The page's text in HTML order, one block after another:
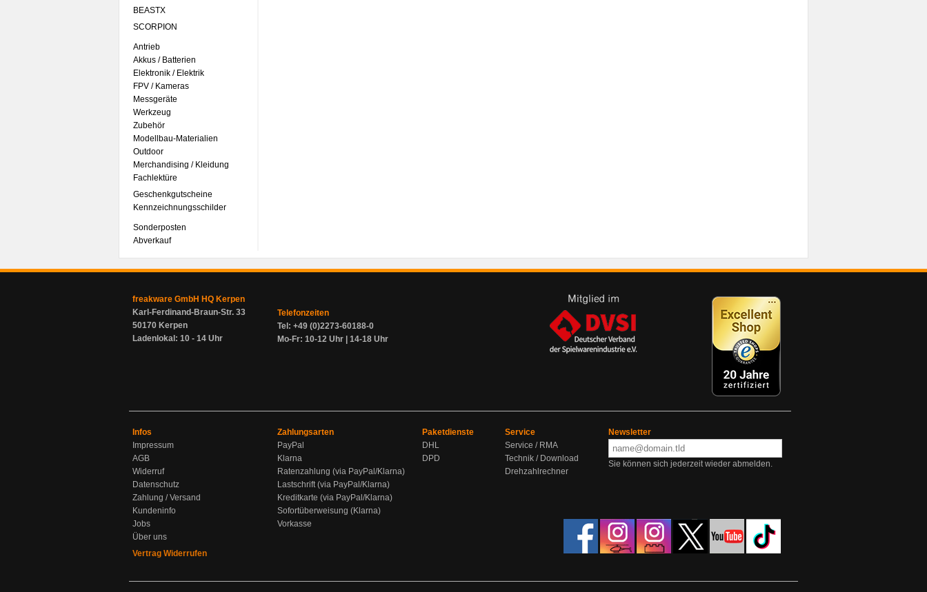
BEASTX
SCORPION
Antrieb
Akkus / Batterien
Elektronik / Elektrik
FPV / Kameras
Messgeräte
Werkzeug
Zubehör
Modellbau-Materialien
Outdoor
Merchandising / Kleidung
Fachlektüre
Geschenkgutscheine
Kennzeichnungsschilder
Sonderposten
Abverkauf
freakware GmbH HQ Kerpen
Karl-Ferdinand-Braun-Str. 33
50170 Kerpen
Ladenlokal: 10 - 14 Uhr
Telefonzeiten
Tel: +49 (0)2273-60188-0
Mo-Fr: 10-12 Uhr | 14-18 Uhr
Infos
Impressum
AGB
Widerruf
Datenschutz
Zahlung / Versand
Kundeninfo
Jobs
Über uns
Vertrag Widerrufen
Zahlungsarten
PayPal
Klarna
Ratenzahlung (via PayPal/Klarna)
Lastschrift (via PayPal/Klarna)
Kreditkarte (via PayPal/Klarna)
Sofortüberweisung (Klarna)
Vorkasse
Paketdienste
DHL
DPD
Service
Service / RMA
Technik / Download
Drehzahlrechner
Newsletter
Sie können sich jederzeit wieder abmelden.